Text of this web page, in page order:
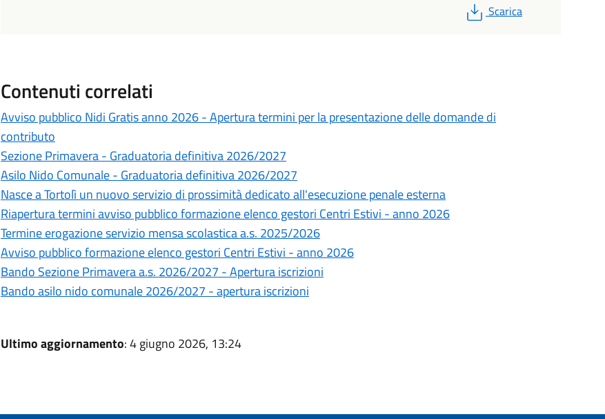
PDF
Scarica
Contenuti correlati
Avviso pubblico Nidi Gratis anno 2026 - Apertura termini per la presentazione delle domande di
contributo
Sezione Primavera - Graduatoria definitiva 2026/2027
Asilo Nido Comunale - Graduatoria definitiva 2026/2027
Nasce a Tortolì un nuovo servizio di prossimità dedicato all'esecuzione penale esterna
Riapertura termini avviso pubblico formazione elenco gestori Centri Estivi - anno 2026
Termine erogazione servizio mensa scolastica a.s. 2025/2026
Avviso pubblico formazione elenco gestori Centri Estivi - anno 2026
Bando Sezione Primavera a.s. 2026/2027 - Apertura iscrizioni
Bando asilo nido comunale 2026/2027 - apertura iscrizioni
Ultimo aggiornamento: 4 giugno 2026, 13:24